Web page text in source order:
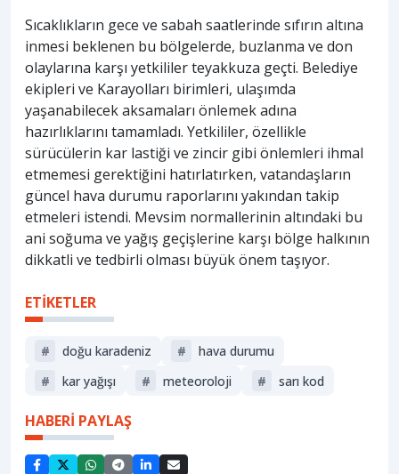
Sıcaklıkların gece ve sabah saatlerinde sıfırın altına
inmesi beklenen bu bölgelerde, buzlanma ve don
olaylarına karşı yetkililer teyakkuza geçti. Belediye
ekipleri ve Karayolları birimleri, ulaşımda
yaşanabilecek aksamaları önlemek adına
hazırlıklarını tamamladı. Yetkililer, özellikle
sürücülerin kar lastiği ve zincir gibi önlemleri ihmal
etmemesi gerektiğini hatırlatırken, vatandaşların
güncel hava durumu raporlarını yakından takip
etmeleri istendi. Mevsim normallerinin altındaki bu
ani soğuma ve yağış geçişlerine karşı bölge halkının
dikkatli ve tedbirli olması büyük önem taşıyor.
ETİKETLER
# doğu karadeniz #
hava durumu
#
kar yağışı # meteoroloji # sarı kod
HABERİ PAYLAŞ